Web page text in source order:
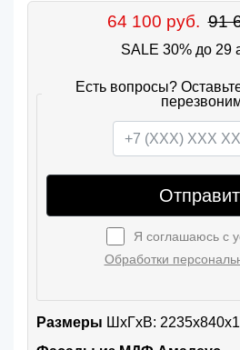
64 100 руб. 91
SALE 30% до 29
Есть вопросы?
Я соглашаюсь с
Обработки
Размеры ШxГхВ: